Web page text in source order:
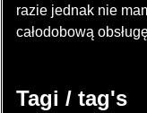
razie jednak nie
całodobową
Tagi / tag's